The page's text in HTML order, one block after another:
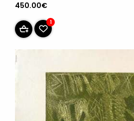
450.00€
1